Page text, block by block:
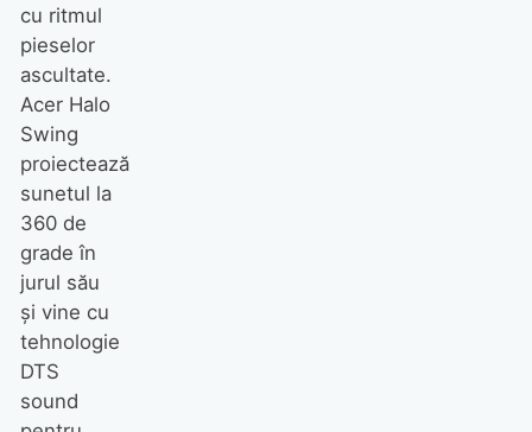
cu ritmul
pieselor
ascultate.
Acer Halo
Swing
proiectează
sunetul la
360 de
grade în
jurul său
şi vine cu
tehnologie
DTS
sound